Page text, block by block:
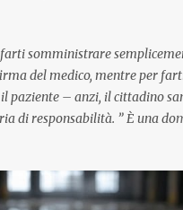
somministrare
del medico, mentre per
paziente – anzi, il cittadino
di responsabilità. ” È una
che dovrebbe scuotere
pensare con la propria testa.